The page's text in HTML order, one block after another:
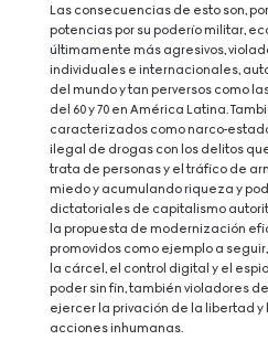
Las consecuencias de esto son,
potencias por su poderío militar,
últimamente más agresivos,
individuales e internacionales,
del mundo y tan perversos como
del 60 y 70 en América Latina.
caracterizados como narco-
ilegal de drogas con los delitos
trata de personas y el tráfico de
miedo y acumulando riqueza y
dictatoriales de capitalismo
la propuesta de modernización
promovidos como ejemplo a
la cárcel, el control digital y el
poder sin fin, también violadores
ejercer la privación de la libertad
acciones inhumanas.